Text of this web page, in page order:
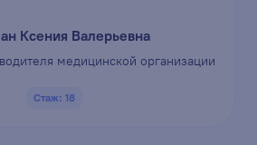
Ксения Валерьевна
медицинской организации
Стаж: 18